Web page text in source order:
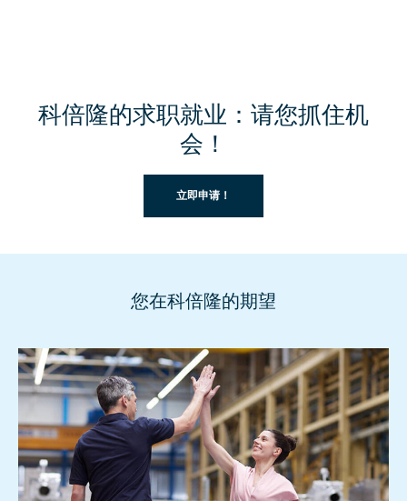
科倍隆的求职就业：请您抓住机
会！
立即申请！
您在科倍隆的期望